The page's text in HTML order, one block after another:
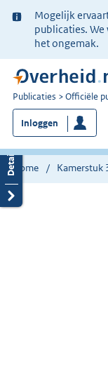
Ter
informatie:
Mogelijk
publicaties. We
het ongemak.
U
bent
nu
hier:
Publicaties Officiële
Inloggen
Home Kamerstuk